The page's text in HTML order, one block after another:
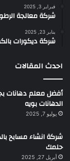
فبراير 3, 2025
شركة معالجة
يناير 23, 2025
شركة ديكورات
احدث المقالات
الدهانات بويه
يوليو 7, 2025
شركة انشاء مسابح
حلمك
أبريل 27, 2025